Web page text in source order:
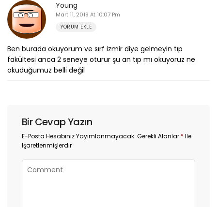
Young
Mart 11, 2019 At 10:07 Pm
YORUM EKLE
Ben burada okuyorum ve sırf izmir diye gelmeyin tıp
fakültesi anca 2 seneye oturur şu an tıp mı okuyoruz ne
okuduğumuz belli değil
Bir Cevap Yazın
E-Posta Hesabınız Yayımlanmayacak. Gerekli Alanlar * Ile
Işaretlenmişlerdir